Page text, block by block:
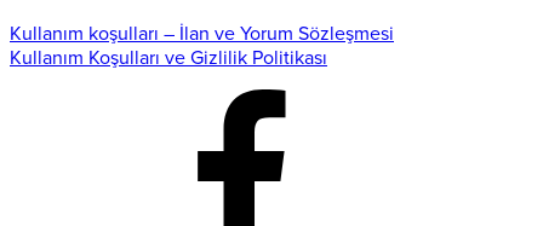
Kullanım koşulları – İlan ve Yorum Sözleşmesi
Kullanım Koşulları ve Gizlilik Politikası